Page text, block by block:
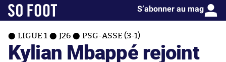
S’abonner au mag
LIGUE 1 J26 PSG-ASSE (3-1)
Kylian Mbappé rejoint